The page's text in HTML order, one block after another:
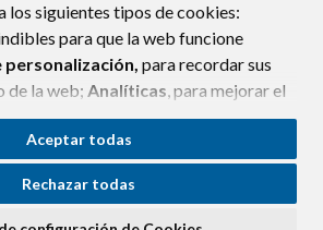
los siguientes tipos de cookies:
para que la web funcione
personalización, para recordar sus
de la web; Analíticas, para mejorar el
web y sus servicios.
el botón“Aceptar todas”
su uso. Si pulsa el botón
Aceptar todas
Rechazar todas